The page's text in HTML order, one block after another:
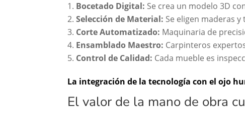
Bocetado Digital: Se crea un modelo 3D
Selección de Material: Se eligen maderas
Corte Automatizado: Maquinaria de
Ensamblado Maestro: Carpinteros
Control de Calidad: Cada mueble es
La integración de la tecnología con el ojo
El valor de la mano de obra